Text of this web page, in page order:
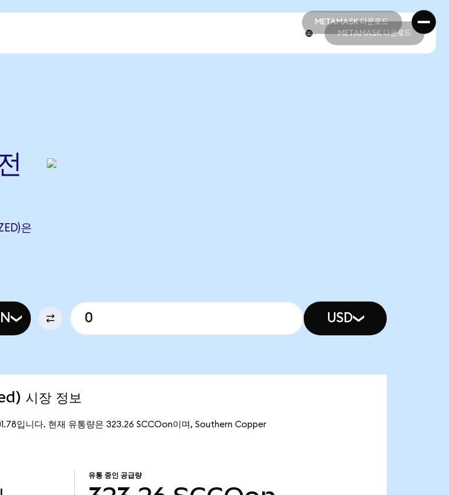
METAMASK 다운로드
METAMASK 다운로드
METAMASK 다운로드
은
USD
시장 정보
입니다. 현재 유통량은 323.26 SCCOon이며, Southern Copper
유통 중인 공급량